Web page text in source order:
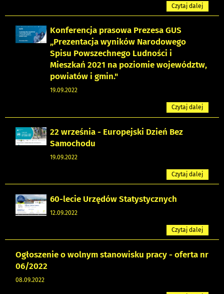
Czytaj dalej
Konferencja prasowa Prezesa GUS
„Prezentacja wyników Narodowego
Spisu Powszechnego Ludności i
Mieszkań 2021 na poziomie województw,
powiatów i gmin."
19.09.2022
Czytaj dalej
22 września - Europejski Dzień Bez
Samochodu
19.09.2022
Czytaj dalej
60-lecie Urzędów Statystycznych
12.09.2022
Czytaj dalej
Ogłoszenie o wolnym stanowisku pracy - oferta nr
06/2022
08.09.2022